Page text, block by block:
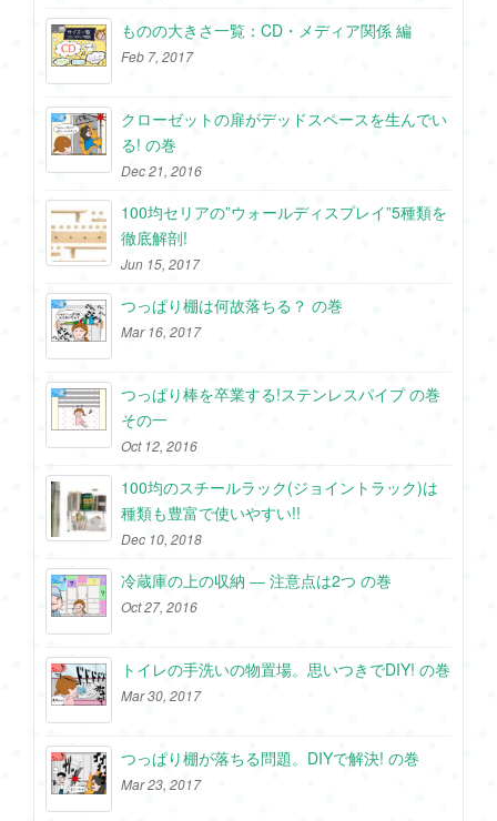
ものの大きさ一覧：CD・メディア関係 編
Feb 7, 2017
クローゼットの扉がデッドスペースを生んでい
る! の巻
Dec 21, 2016
100均セリアの”ウォールディスプレイ”5種類を
徹底解剖!
Jun 15, 2017
つっぱり棚は何故落ちる？ の巻
Mar 16, 2017
つっぱり棒を卒業する!ステンレスパイプ の巻
その一
Oct 12, 2016
100均のスチールラック(ジョイントラック)は
種類も豊富で使いやすい!!
Dec 10, 2018
冷蔵庫の上の収納 ― 注意点は2つ の巻
Oct 27, 2016
トイレの手洗いの物置場。思いつきでDIY! の巻
Mar 30, 2017
つっぱり棚が落ちる問題。DIYで解決! の巻
Mar 23, 2017